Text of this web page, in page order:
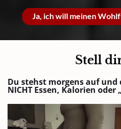
Ja, ich will meinen
Stell
Du stehst morgens auf und
NICHT Essen, Kalorien oder